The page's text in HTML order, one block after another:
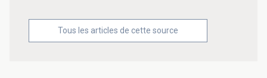
Tous les articles de cette source